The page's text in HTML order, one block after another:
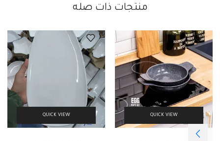
منتجات ذات صله
QUICK VIEW
QUICK VIEW